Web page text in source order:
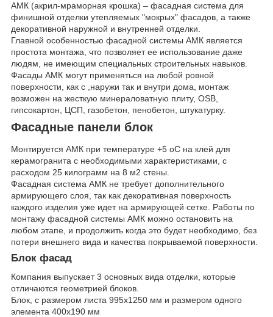
АМК (акрил-мраморная крошка) – фасадная система для
финишной отделки утепляемых "мокрых" фасадов, а также
декоративной наружной и внутренней отделки.
Главной особенностью фасадной системы АМК является
простота монтажа, что позволяет ее использование даже
людям, не имеющим специальных строительных навыков.
Фасады АМК могут применяться на любой ровной
поверхности, как с ,наружи так и внутри дома, монтаж
возможен на жесткую минераловатную плиту, OSB,
гипсокартон, ЦСП, газобетон, пенобетон, штукатурку.
Фасадные панели блок
Монтируется АМК при температуре +5 оС на клей для
керамогранита с необходимыми характеристиками, с
расходом 25 килограмм на 8 м2 стены.
Фасадная система АМК не требует дополнительного
армирующего слоя, так как декоративная поверхность
каждого изделия уже идет на армирующей сетке. Работы по
монтажу фасадной системы АМК можно остановить на
любом этапе, и продолжить когда это будет необходимо, без
потери внешнего вида и качества покрываемой поверхности.
Блок фасад
Компания выпускает 3 основных вида отделки, которые
отличаются геометрией блоков.
Блок, с размером листа 995х1250 мм и размером одного
элемента 400х190 мм